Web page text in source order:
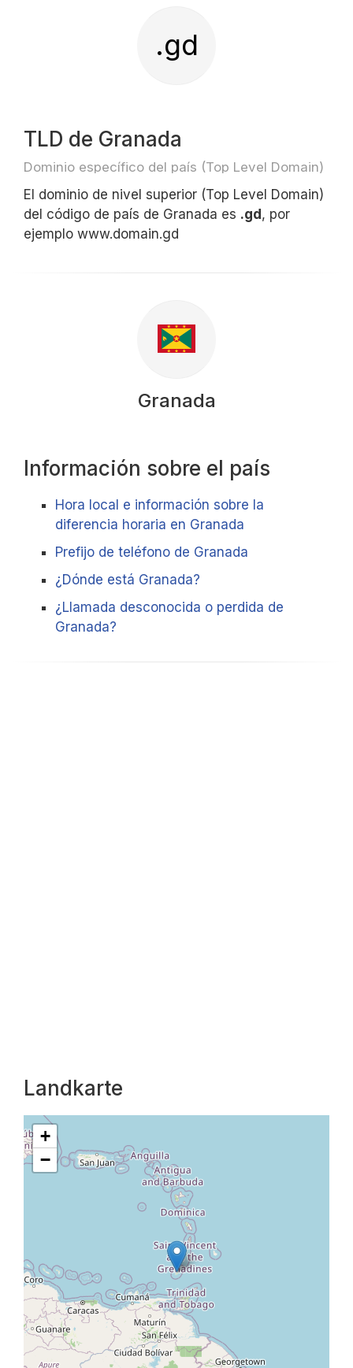
.gd
TLD de Granada
Dominio específico del país (Top Level Domain)
El dominio de nivel superior (Top Level Domain)
del código de país de Granada es .gd , por
ejemplo www.domain.gd
Granada
Información sobre el país
Hora local e información sobre la
diferencia horaria en Granada
Prefijo de teléfono de Granada
¿Dónde está Granada?
¿Llamada desconocida o perdida de
Granada?
Landkarte
+
−